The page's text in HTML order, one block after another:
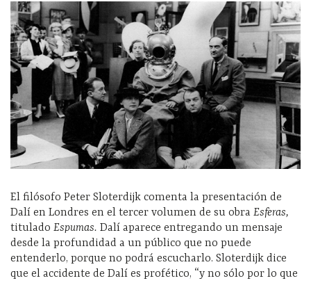
El filósofo Peter Sloterdijk comenta la presentación de
Dalí en Londres en el tercer volumen de su obra Esferas,
titulado Espumas. Dalí aparece entregando un mensaje
desde la profundidad a un público que no puede
entenderlo, porque no podrá escucharlo. Sloterdijk dice
que el accidente de Dalí es profético, “y no sólo por lo que